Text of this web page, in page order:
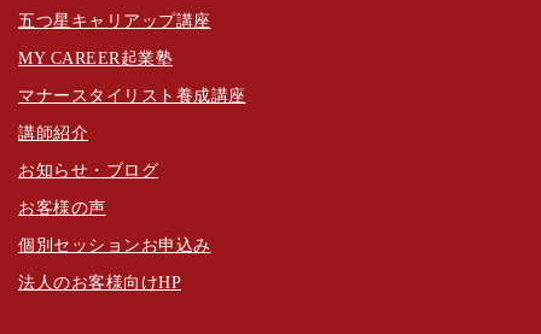
五つ星キャリアップ講座
MY CAREER起業塾
マナースタイリスト養成講座
講師紹介
お知らせ・ブログ
お客様の声
個別セッションお申込み
法人のお客様向けHP